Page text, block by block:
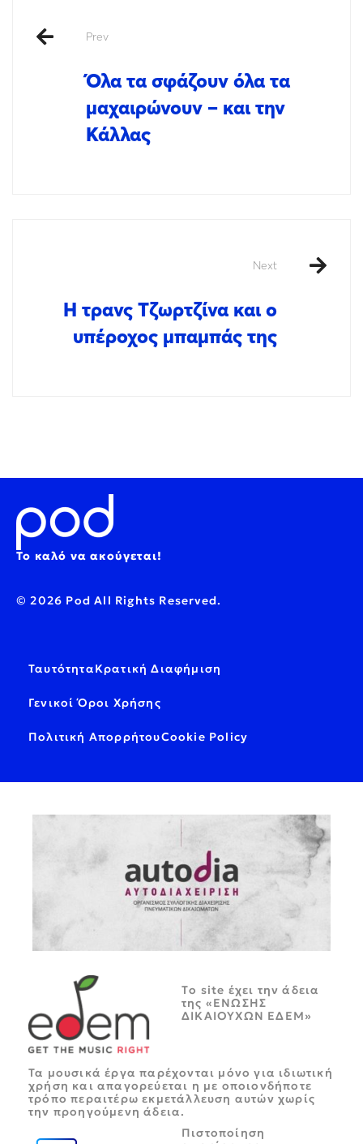
Prev
Όλα τα σφάζουν όλα τα
μαχαιρώνουν – και την
Κάλλας
Next
H τρανς Τζωρτζίνα και ο
υπέροχος μπαμπάς της
Το καλό να ακούγεται!
© 2026 Pod All Rights Reserved.
ΤαυτότηταΚρατική Διαφήμιση
Γενικοί Όροι Χρήσης
Πολιτική ΑπορρήτουCookie Policy
Tο site έχει την άδεια
της «ΕΝΩΣΗΣ
ΔΙΚΑΙΟΥΧΩΝ ΕΔΕΜ»
Τα μουσικά έργα παρέχονται μόνο για ιδιωτική
χρήση και απαγορεύεται η με οποιονδήποτε
τρόπο περαιτέρω εκμετάλλευση αυτών χωρίς
την προηγούμενη άδεια.
Πιστοποίηση